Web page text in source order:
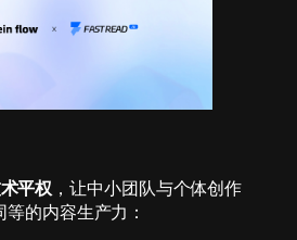
平权 ，让中小团队与个体创作
的内容生产力：